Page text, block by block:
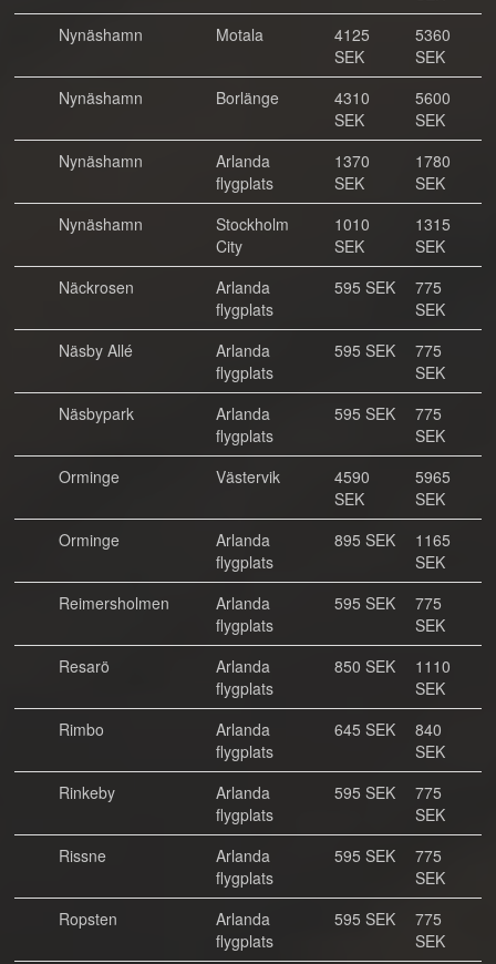
Nynäshamn
Motala
4125
SEK
5360
SEK
Nynäshamn
Borlänge
4310
SEK
5600
SEK
Nynäshamn
Arlanda
flygplats
1370
SEK
1780
SEK
Nynäshamn
Stockholm
City
1010
SEK
1315
SEK
Näckrosen
Arlanda
flygplats
595 SEK
775
SEK
Näsby Allé
Arlanda
flygplats
595 SEK
775
SEK
Näsbypark
Arlanda
flygplats
595 SEK
775
SEK
Orminge
Västervik
4590
SEK
5965
SEK
Orminge
Arlanda
flygplats
895 SEK
1165
SEK
Reimersholmen
Arlanda
flygplats
595 SEK
775
SEK
Resarö
Arlanda
flygplats
850 SEK
1110
SEK
Rimbo
Arlanda
flygplats
645 SEK
840
SEK
Rinkeby
Arlanda
flygplats
595 SEK
775
SEK
Rissne
Arlanda
flygplats
595 SEK
775
SEK
Ropsten
Arlanda
flygplats
595 SEK
775
SEK